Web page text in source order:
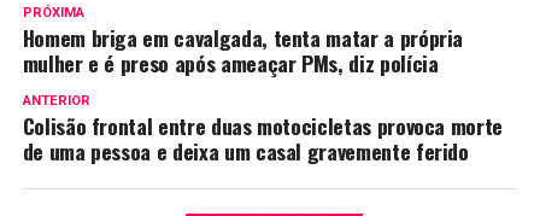
PRÓXIMA
Homem briga em cavalgada, tenta matar a própria
mulher e é preso após ameaçar PMs, diz polícia
ANTERIOR
Colisão frontal entre duas motocicletas provoca morte
de uma pessoa e deixa um casal gravemente ferido